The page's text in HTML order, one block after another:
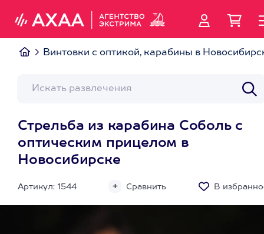
Винтовки с оптикой, карабины в
Стрельба из карабина Соболь с
оптическим прицелом в
Новосибирске
Артикул: 1544 Сравнить В